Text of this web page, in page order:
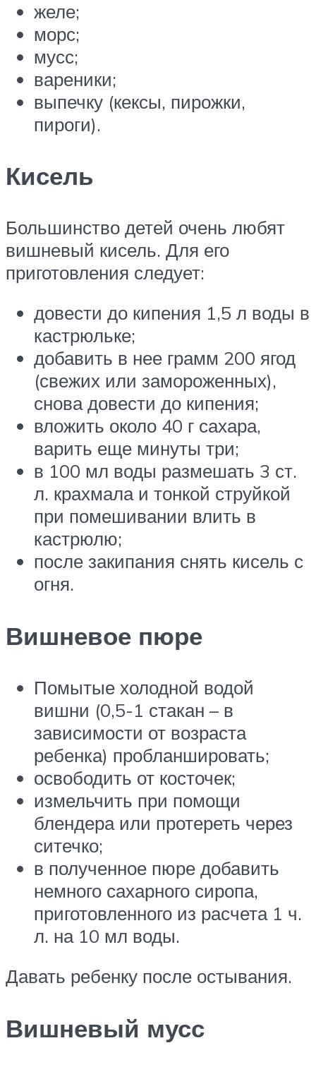
желе;
морс;
мусс;
вареники;
выпечку (кексы, пирожки,
пироги).
Кисель
Большинство детей очень любят
вишневый кисель. Для его
приготовления следует:
довести до кипения 1,5 л воды в
кастрюльке;
добавить в нее грамм 200 ягод
(свежих или замороженных),
снова довести до кипения;
вложить около 40 г сахара,
варить еще минуты три;
в 100 мл воды размешать 3 ст.
л. крахмала и тонкой струйкой
при помешивании влить в
кастрюлю;
после закипания снять кисель с
огня.
Вишневое пюре
Помытые холодной водой
вишни (0,5-1 стакан – в
зависимости от возраста
ребенка) пробланшировать;
освободить от косточек;
измельчить при помощи
блендера или протереть через
ситечко;
в полученное пюре добавить
немного сахарного сиропа,
приготовленного из расчета 1 ч.
л. на 10 мл воды.
Давать ребенку после остывания.
Вишневый мусс